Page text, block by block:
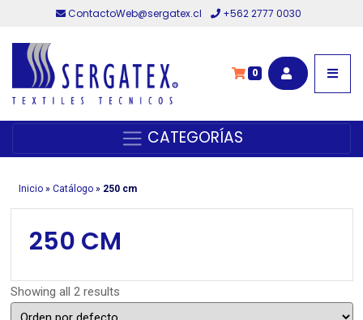
ContactoWeb@sergatex.cl +562 2777 0030
0
CATEGORÍAS
Inicio» Catálogo» 250 cm
250 CM
Showing all 2 results